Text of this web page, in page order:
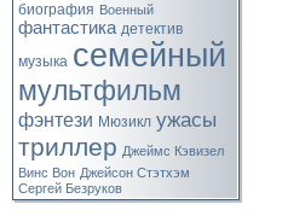
биография Военный
фантастика детектив
музыка семейный
мультфильм
фэнтези Мюзикл ужасы
триллер Джеймс Кэвизел
Винс Вон Джейсон Стэтхэм
Сергей Безруков